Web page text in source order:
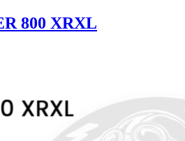
800 XRXL